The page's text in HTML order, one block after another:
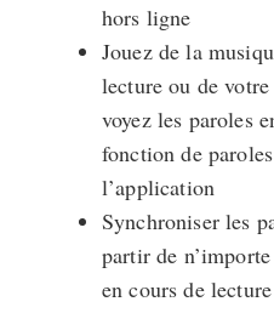
hors ligne
Jouez de la
lecture ou de
voyez les paroles
fonction de
l’application
Synchroniser les
partir de
en cours de lecture